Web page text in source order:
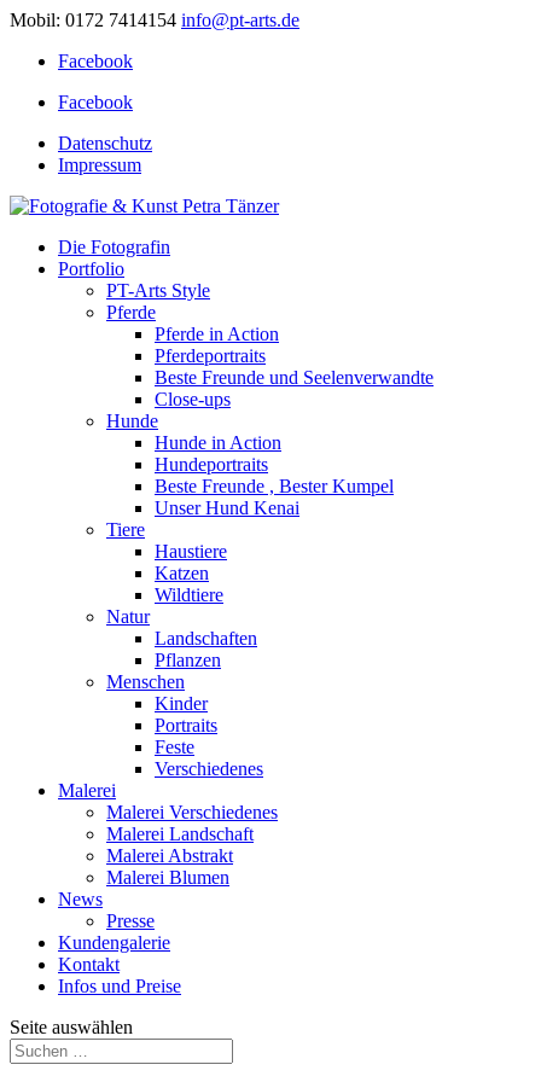
Mobil: 0172 7414154 info@pt-arts.de
Facebook
Facebook
Datenschutz
Impressum
Die Fotografin
Portfolio
PT-Arts Style
Pferde
Pferde in Action
Pferdeportraits
Beste Freunde und Seelenverwandte
Close-ups
Hunde
Hunde in Action
Hundeportraits
Beste Freunde , Bester Kumpel
Unser Hund Kenai
Tiere
Haustiere
Katzen
Wildtiere
Natur
Landschaften
Pflanzen
Menschen
Kinder
Portraits
Feste
Verschiedenes
Malerei
Malerei Verschiedenes
Malerei Landschaft
Malerei Abstrakt
Malerei Blumen
News
Presse
Kundengalerie
Kontakt
Infos und Preise
Seite auswählen